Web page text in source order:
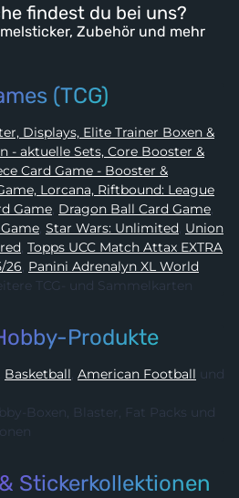
findest du bei uns?
Zubehör und mehr
(TCG)
Card Game, Dragon Ball Card Game,
Game, Star Wars: Unlimited, Union
, Topps UCC Match Attax EXTRA
26, Panini Adrenalyn XL World
TCG- und Sammelkarten
Produkte
Basketball, American Football und
Stickerkollektionen